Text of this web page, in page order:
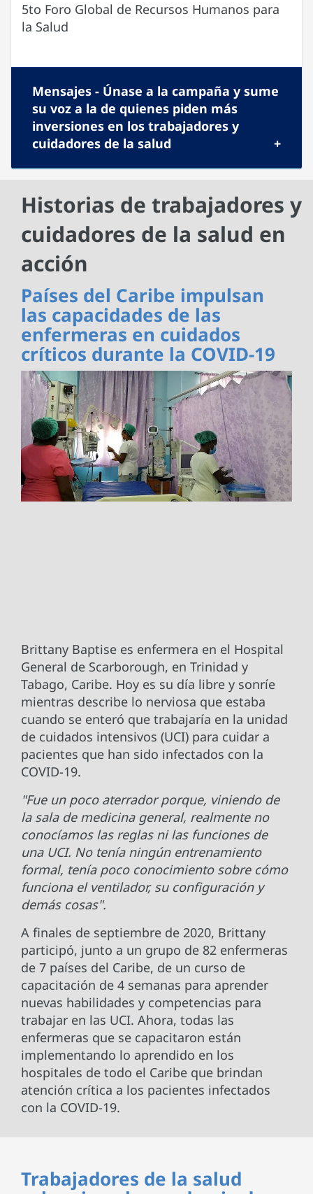
5to Foro Global de Recursos Humanos para
la Salud
Mensajes - Únase a la campaña y sume
su voz a la de quienes piden más
inversiones en los trabajadores y
cuidadores de la salud
Historias de trabajadores y
cuidadores de la salud en
acción
Países del Caribe impulsan
las capacidades de las
enfermeras en cuidados
críticos durante la COVID-19
Brittany Baptise es enfermera en el Hospital
General de Scarborough, en Trinidad y
Tabago, Caribe. Hoy es su día libre y sonríe
mientras describe lo nerviosa que estaba
cuando se enteró que trabajaría en la unidad
de cuidados intensivos (UCI) para cuidar a
pacientes que han sido infectados con la
COVID-19.
"Fue un poco aterrador porque, viniendo de
la sala de medicina general, realmente no
conocíamos las reglas ni las funciones de
una UCI. No tenía ningún entrenamiento
formal, tenía poco conocimiento sobre cómo
funciona el ventilador, su configuración y
demás cosas".
A finales de septiembre de 2020, Brittany
participó, junto a un grupo de 82 enfermeras
de 7 países del Caribe, de un curso de
capacitación de 4 semanas para aprender
nuevas habilidades y competencias para
trabajar en las UCI. Ahora, todas las
enfermeras que se capacitaron están
implementando lo aprendido en los
hospitales de todo el Caribe que brindan
atención crítica a los pacientes infectados
con la COVID-19.
Trabajadores de la salud